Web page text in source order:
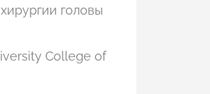
головы
College of